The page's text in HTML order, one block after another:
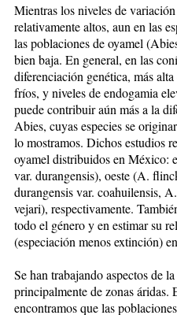
Mientras los niveles de
relativamente altos, aun en las
las poblaciones de oyamel
bien baja. En general, en las
diferenciación genética, más
fríos, y niveles de endogamia
puede contribuir aún más a la
Abies, cuyas especies se
lo mostramos. Dichos estudios
oyamel distribuidos en México:
var. durangensis), oeste (A.
durangensis var. coahuilensis,
vejari), respectivamente.
todo el género y en estimar su
(especiación menos extinción)
Se han trabajando aspectos de
principalmente de zonas
encontramos que las